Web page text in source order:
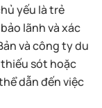
yếu là trẻ
lãnh và xác
và công ty du
thiếu sót hoặc
dẫn đến việc